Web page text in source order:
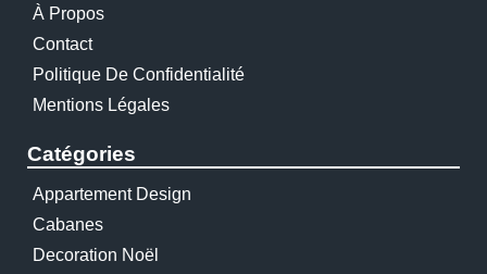
À Propos
Contact
Politique De Confidentialité
Mentions Légales
Catégories
Appartement Design
Cabanes
Decoration Noël